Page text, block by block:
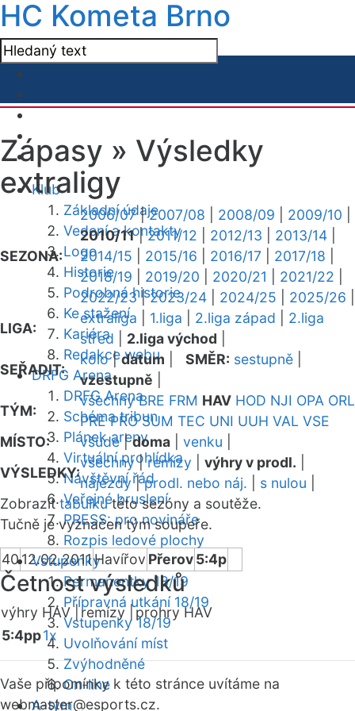
HC Kometa Brno
Klub
Základní údaje
Vedení a kontakty
Logo
Historie
Podrobná historie
Ke stažení
Kariéra
Redakce webu
DRFG Arena
DRFG Arena
Schéma tribun
Plánek areny
Virtuální prohlídka
Návštěvní řád
Veřejné bruslení
PRESS: pro novináře
Rozpis ledové plochy
Vstupenky
Permanentky 18/19
Přípravná utkání 18/19
Vstupenky 18/19
Uvolňování míst
Zvýhodněné
On-line
A-tým
Zápasy » Výsledky
extraligy
SEZONA:
2006/07|2007/08 2008/09 2009/10
2010/11|2011/12 2012/13 2013/14
2014/15
2015/16 2016/17 2017/18
2018/19
2019/20 2020/21 2021/22
2022/23|2023/24 2024/25 2025/26
LIGA:
extraliga 1.liga 2.liga západ
2.liga
střed
2.liga východ
SEŘADIT:
kolo|datum SMĚR: sestupně
vzestupně
TÝM:
všechny BRE FRM HAV HOD NJI OPA ORL
PRE PRO SUM TEC UNI UUH VAL VSE
MÍSTO:
všude|doma venku
VÝSLEDKY:
všechny|remízy výhry v prodl.
nájezdy|prodl. nebo náj. s nulou
Zobrazittabulkutéto sezóny a soutěže.
Tučně je vyznačen tým soupeře.
4012.02.2011Havířov Přerov5:4p
Četnost výsledků
výhry HAV |remízy |prohry HAV
5:4pp1x
Vaše připomínky k této stránce uvítáme na
webmaster@esports.cz.